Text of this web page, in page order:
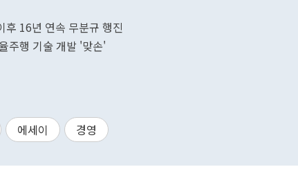
16년 연속 무분규 행진
주행 기술 개발 '맞손'
에세이 경영